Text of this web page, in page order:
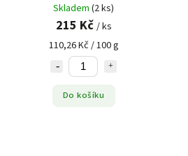
Skladem (2 ks)
215 Kč / ks
110,26 Kč / 100 g
Do košíku